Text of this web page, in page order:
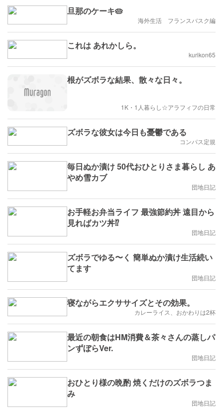
旦那のケーキ🥧
海外生活 フランスバスク編
これは あれかしら。
kurikon65
根がズボラな結果、散々な日々。
1K・1人暮らし☆アラフィフの日常
ズボラな彼女は今日も憂鬱である
コンパス定規
毎日ぬか漬け 50代おひとりさま暮らし あ
やめ雪カブ
団地日記
お手軽お弁当ライフ 最強節約丼 遠目から
見ればカツ丼⁉︎
団地日記
ズボラでゆる〜く 簡単ぬか漬け生活続い
てます
団地日記
寝ながらエクササイズとその効果。
カレーライス、おかわりは2杯
最近の朝食はHM消費＆茶々さんの蒸しパ
ンずぼらVer.
団地日記
おひとり様の晩酌 焼くだけのズボラつま
み
団地日記